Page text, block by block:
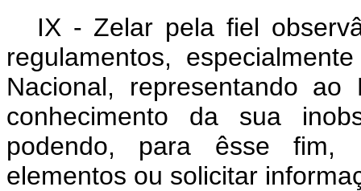
IX - Zelar pela fiel
regulamentos,
Nacional, representando
conhecimento da sua
podendo, para êsse fim,
elementos ou solicitar